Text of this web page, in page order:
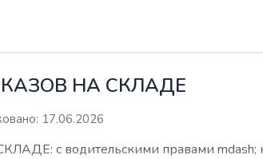
НА СКЛАДЕ
17.06.2026
с водительскими правами mdash;